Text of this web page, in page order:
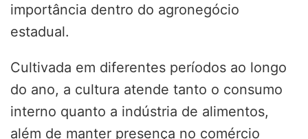
importância dentro do agronegócio
estadual.
Cultivada em diferentes períodos ao longo
do ano, a cultura atende tanto o consumo
interno quanto a indústria de alimentos,
além de manter presença no comércio